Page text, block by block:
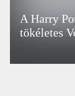
A Harry
tökéletes